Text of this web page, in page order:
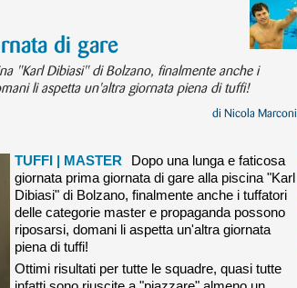
di gare
"Karl Dibiasi" di Bolzano, finalmente anche i
li aspetta un'altra giornata piena di tuffi!
di Nicola Marconi
TUFFI | MASTER
Dopo una lunga e faticosa
giornata prima giornata di gare alla piscina "Karl
Dibiasi" di Bolzano, finalmente anche i tuffatori
delle categorie master e propaganda possono
riposarsi, domani li aspetta un'altra giornata
piena di tuffi!
Ottimi risultati per tutte le squadre, quasi tutte